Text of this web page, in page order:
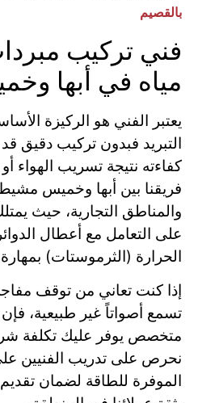
بالقصيم
فني تركيب
مياه في أبها
يعتبر الفني هو الركيزة
التبريد فبدون تركيب دقيق
كفاءته نتيجة تسريب الهواء
فريقنا بين أبها وخميس مشيط
والمناطق التجارية، حيث
على التعامل مع أعطال
الحرارة (الثرموستات) بمهارة
إذا كنت تعاني من توقف
تسمع أصواتاً غير طبيعية،
متخصص يوفر عليك تكلفة
نحرص على تدريب الفنيين
الموفرة للطاقة لضمان